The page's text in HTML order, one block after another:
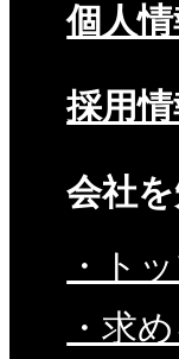
個人
採用情
会社
・ト
・求